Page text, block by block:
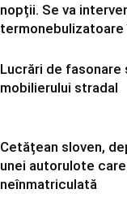
nopții. Se va
Lucrări de
mobilierului stradal
Cetățean sloven,
unei autorulote
neînmatriculată